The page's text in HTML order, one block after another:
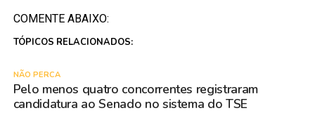
COMENTE ABAIXO:
TÓPICOS RELACIONADOS:
NÃO PERCA
Pelo menos quatro concorrentes registraram
candidatura ao Senado no sistema do TSE